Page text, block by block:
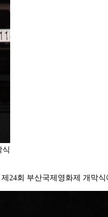
식
24회 부산국제영화제 개막